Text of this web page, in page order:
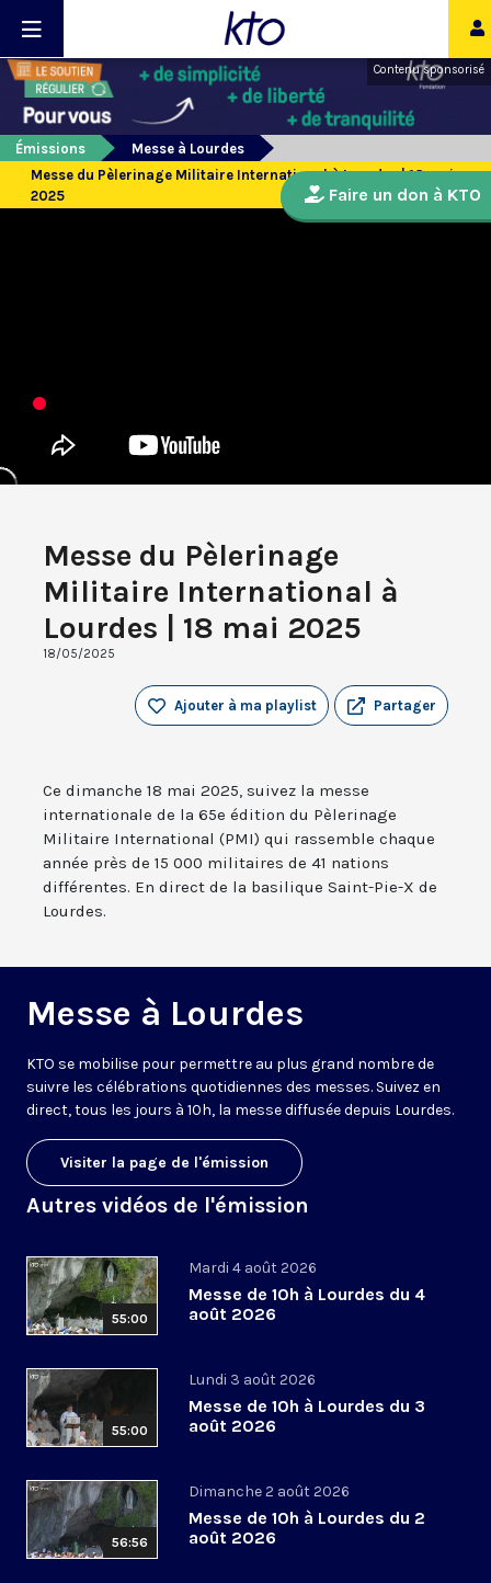
Contenu sponsorisé
Émissions
Messe à Lourdes
Messe du Pèlerinage Militaire International à Lourdes | 18 mai
2025
Messe du Pèlerinage
Militaire International à
Lourdes | 18 mai 2025
18/05/2025
Partager
Ajouter à ma playlist
Ce dimanche 18 mai 2025, suivez la messe
internationale de la 65e édition du Pèlerinage
Militaire International (PMI) qui rassemble chaque
année près de 15 000 militaires de 41 nations
différentes. En direct de la basilique Saint-Pie-X de
Lourdes.
Messe à Lourdes
KTO se mobilise pour permettre au plus grand nombre de
suivre les célébrations quotidiennes des messes. Suivez en
direct, tous les jours à 10h, la messe diffusée depuis Lourdes.
Visiter la page de l'émission
Autres vidéos de l'émission
55:00
Mardi 4 août 2026
Messe de 10h à Lourdes du 4
août 2026
55:00
Lundi 3 août 2026
Messe de 10h à Lourdes du 3
août 2026
56:56
Dimanche 2 août 2026
Messe de 10h à Lourdes du 2
août 2026
Faire un don à KTO